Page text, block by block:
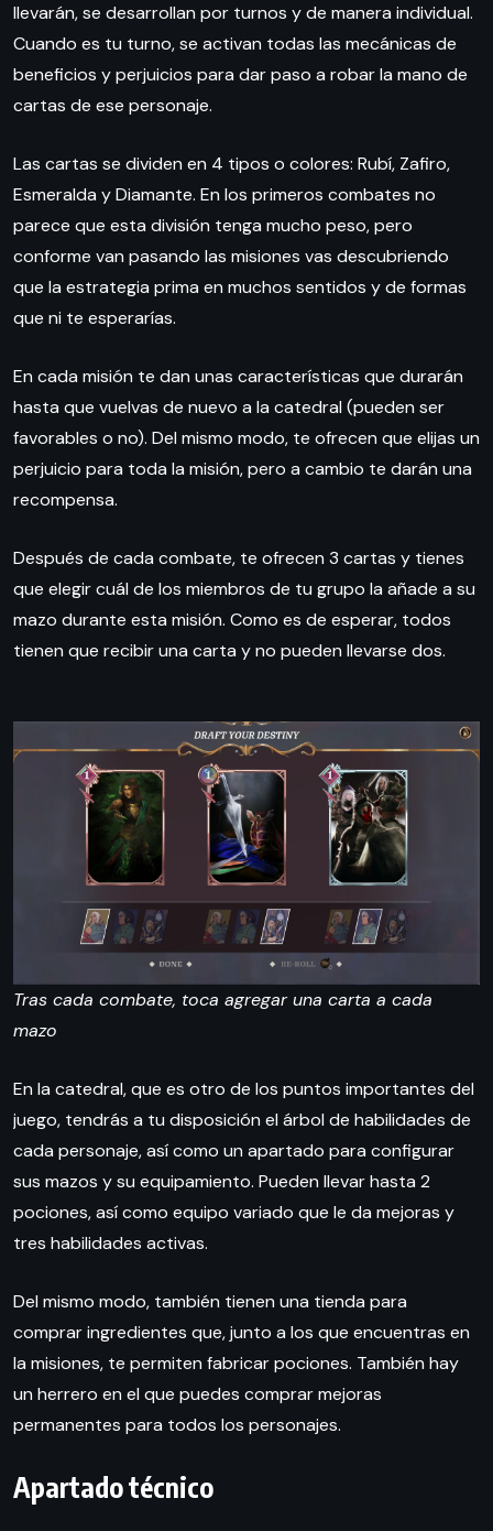
llevarán, se desarrollan por turnos y de manera individual.
Cuando es tu turno, se activan todas las mecánicas de
beneficios y perjuicios para dar paso a robar la mano de
cartas de ese personaje.
Las cartas se dividen en 4 tipos o colores: Rubí, Zafiro,
Esmeralda y Diamante. En los primeros combates no
parece que esta división tenga mucho peso, pero
conforme van pasando las misiones vas descubriendo
que la estrategia prima en muchos sentidos y de formas
que ni te esperarías.
En cada misión te dan unas características que durarán
hasta que vuelvas de nuevo a la catedral (pueden ser
favorables o no). Del mismo modo, te ofrecen que elijas un
perjuicio para toda la misión, pero a cambio te darán una
recompensa.
Después de cada combate, te ofrecen 3 cartas y tienes
que elegir cuál de los miembros de tu grupo la añade a su
mazo durante esta misión. Como es de esperar, todos
tienen que recibir una carta y no pueden llevarse dos.
Tras cada combate, toca agregar una carta a cada
mazo
En la catedral, que es otro de los puntos importantes del
juego, tendrás a tu disposición el árbol de habilidades de
cada personaje, así como un apartado para configurar
sus mazos y su equipamiento. Pueden llevar hasta 2
pociones, así como equipo variado que le da mejoras y
tres habilidades activas.
Del mismo modo, también tienen una tienda para
comprar ingredientes que, junto a los que encuentras en
la misiones, te permiten fabricar pociones. También hay
un herrero en el que puedes comprar mejoras
permanentes para todos los personajes.
Apartado técnico